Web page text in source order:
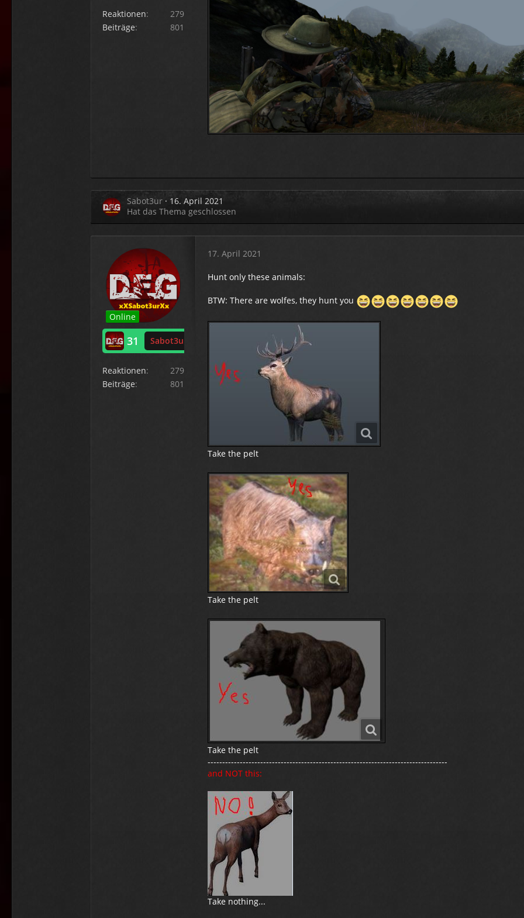
Reaktionen
279
Beiträge
801
Sabot3ur
16. April 2021
Hat das Thema geschlossen
Online
31 Sabot3ur
Reaktionen
279
Beiträge
801
17. April 2021
Hunt only these animals:
BTW: There are wolfes, they hunt you
Take the pelt
Take the pelt
Take the pelt
----------------------------------------------------------------------------------
and NOT this:
Take nothing...